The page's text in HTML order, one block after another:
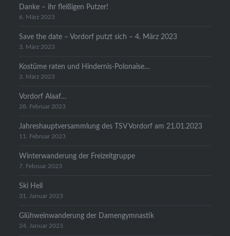
Danke – ihr fleißigen Putzer!
6. März 2023
Save the date – Vordorf putzt sich – 4. März 2023
3. März 2023
Kostüme raten und Hindernis-Polonaise…
3. März 2023
Vordorf Alaaf…
28. Februar 2023
Jahreshauptversammlung des TSV Vordorf am 21.01.2023
11. Februar 2023
Winterwanderung der Freizeitgruppe
7. Februar 2023
Ski Heil
31. Januar 2023
Glühweinwanderung der Damengymnastik
24. Januar 2023